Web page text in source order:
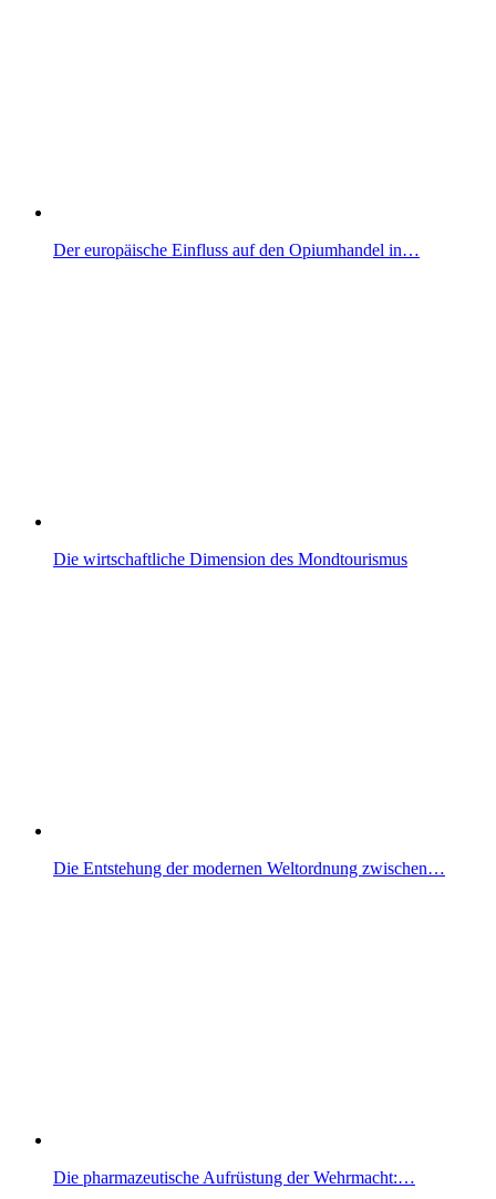
Der europäische Einfluss auf den Opiumhandel in…
Die wirtschaftliche Dimension des Mondtourismus
Die Entstehung der modernen Weltordnung zwischen…
Die pharmazeutische Aufrüstung der Wehrmacht:…